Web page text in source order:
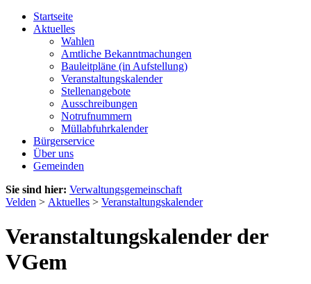
Startseite
Aktuelles
Wahlen
Amtliche Bekanntmachungen
Bauleitpläne (in Aufstellung)
Veranstaltungskalender
Stellenangebote
Ausschreibungen
Notrufnummern
Müllabfuhrkalender
Bürgerservice
Über uns
Gemeinden
Sie sind hier: Verwaltungsgemeinschaft
Velden > Aktuelles > Veranstaltungskalender
Veranstaltungskalender der
VGem